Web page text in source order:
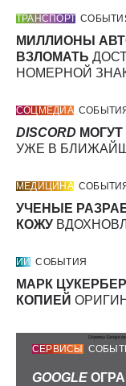
ТРАНСПОРТ
МИЛЛИОНЫ
ВЗЛОМАТЬ
НОМЕРНОЙ
СОЦМЕДИА
DISCORD
УЖЕ В
МЕДИЦИНА
УЧЕНЫЕ
КОЖУ
ИИ СОБЫТИЯ
МАРК
КОПИЕЙ
СЕРВИСЫ
GOOGLE